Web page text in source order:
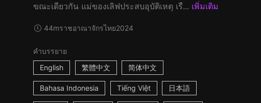
ขณะเดียวกัน แม่ของเลิฟประสบอุบัติเหตุ เรื... เพิ่มเติม
44mราชอาณาจักรไทย2024
คำบรรยาย
English
繁體中文 简体中文
Bahasa Indonesia Tiếng Việt 日本語